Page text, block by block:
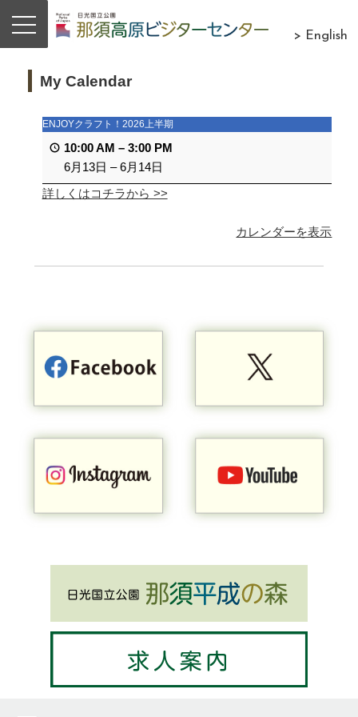
> English
My Calendar
ENJOYクラフト！2026上半期
10:00 AM – 3:00 PM
6月13日 –6月14日
詳しくはコチラから >>
カレンダーを表示